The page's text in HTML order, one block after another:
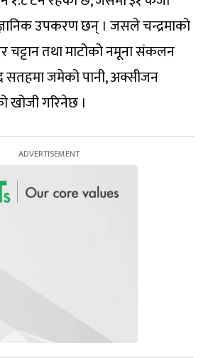
उपकरण छन् । जसले चन्द्रमाको
तथा माटोको नमूना संकलन
सतहमा जमेको पानी, अक्सीजन
खोजी गरिनेछ ।